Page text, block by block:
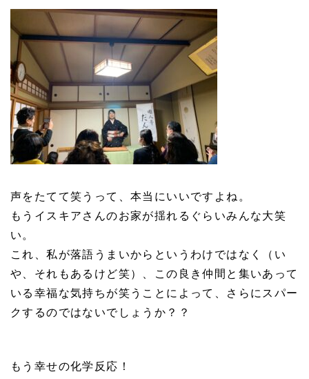
声をたてて笑うって、本当にいいですよね。
もうイスキアさんのお家が揺れるぐらいみんな大笑
い。
これ、私が落語うまいからというわけではなく（い
や、それもあるけど笑）、この良き仲間と集いあって
いる幸福な気持ちが笑うことによって、さらにスパー
クするのではないでしょうか？？
もう幸せの化学反応！